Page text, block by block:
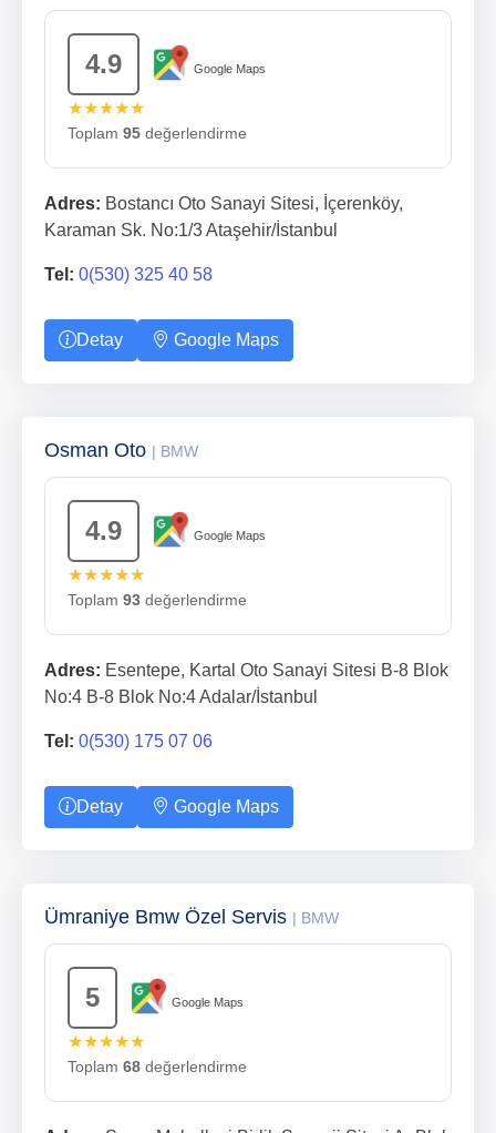
4.9 Google Maps
★★★★★
Toplam 95 değerlendirme
Adres: Bostancı Oto Sanayi Sitesi, İçerenköy,
Karaman Sk. No:1/3 Ataşehir/İstanbul
Tel: 0(530) 325 40 58
Detay Google Maps
Osman Oto | BMW
4.9 Google Maps
★★★★★
Toplam 93 değerlendirme
Adres: Esentepe, Kartal Oto Sanayi Sitesi B-8 Blok
No:4 B-8 Blok No:4 Adalar/İstanbul
Tel: 0(530) 175 07 06
Detay Google Maps
Ümraniye Bmw Özel Servis | BMW
5 Google Maps
★★★★★
Toplam 68 değerlendirme